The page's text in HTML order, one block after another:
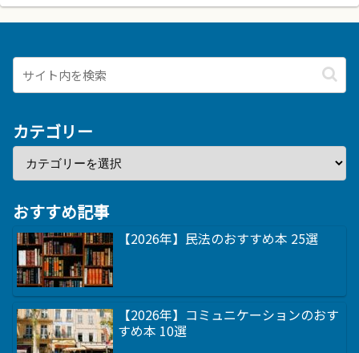
カテゴリー
おすすめ記事
【2026年】民法のおすすめ本 25選
【2026年】コミュニケーションのおす
すめ本 10選